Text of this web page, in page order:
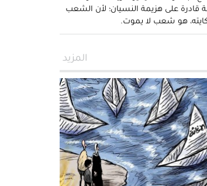
قادرة على هزيمة النسيان؛ لأن الشعب
هو شعب لا يموت.
المزيد